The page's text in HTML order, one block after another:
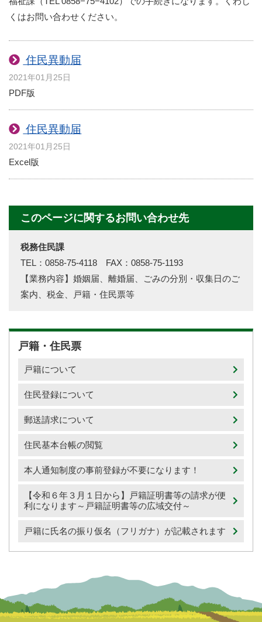
くはお問い合わせください。
住民異動届
2021年01月25日
PDF版
住民異動届
2021年01月25日
Excel版
このページに関するお問い合わせ先
税務住民課
TEL：0858-75-4118 FAX：0858-75-1193
【業務内容】婚姻届、離婚届、ごみの分別・収集日のご
案内、税金、戸籍・住民票等
戸籍・住民票
戸籍について
住民登録について
郵送請求について
住民基本台帳の閲覧
本人通知制度の事前登録が不要になります！
【令和６年３月１日から】戸籍証明書等の請求が便
利になります～戸籍証明書等の広域交付～
戸籍に氏名の振り仮名（フリガナ）が記載されます